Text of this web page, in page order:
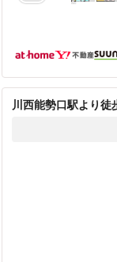
川西能勢口駅より